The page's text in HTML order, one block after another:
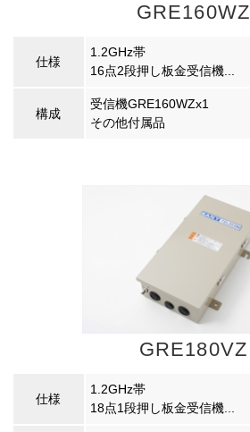
GRE160WZ
仕様
1.2GHz帯
16点2段押し板金受信機...
構成
受信機GRE160WZx1
その他付属品
GRE180VZ
仕様
1.2GHz帯
18点1段押し板金受信機...